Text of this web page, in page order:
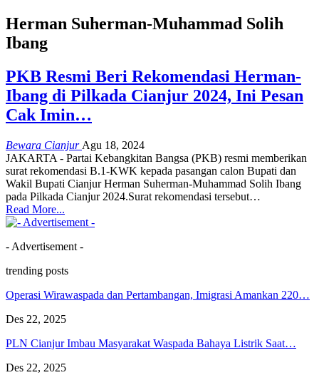
Herman Suherman-Muhammad Solih
Ibang
PKB Resmi Beri Rekomendasi Herman-
Ibang di Pilkada Cianjur 2024, Ini Pesan
Cak Imin…
Bewara Cianjur Agu 18, 2024
JAKARTA - Partai Kebangkitan Bangsa (PKB) resmi memberikan
surat rekomendasi B.1-KWK kepada pasangan calon Bupati dan
Wakil Bupati Cianjur Herman Suherman-Muhammad Solih Ibang
pada Pilkada Cianjur 2024.Surat rekomendasi tersebut…
Read More...
- Advertisement -
trending posts
Operasi Wirawaspada dan Pertambangan, Imigrasi Amankan 220…
Des 22, 2025
PLN Cianjur Imbau Masyarakat Waspada Bahaya Listrik Saat…
Des 22, 2025